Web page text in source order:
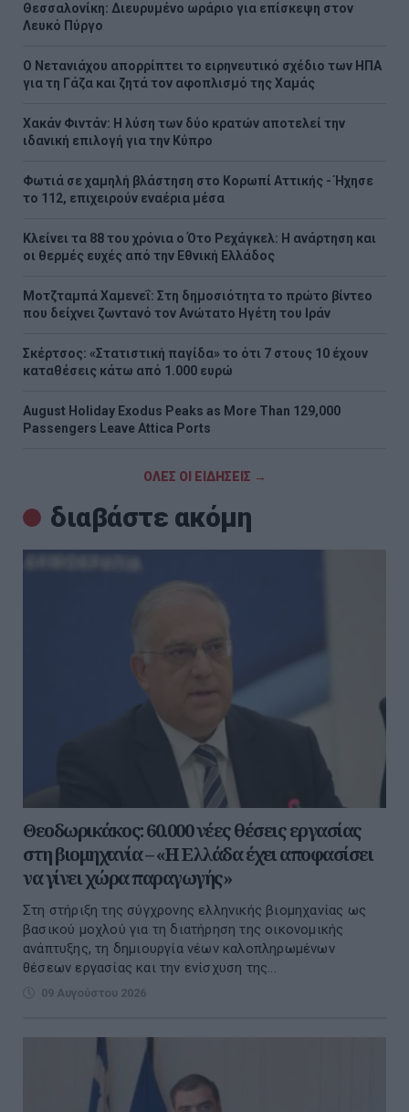
Θεσσαλονίκη: Διευρυμένο ωράριο για επίσκεψη στον
Λευκό Πύργο
Ο Νετανιάχου απορρίπτει το ειρηνευτικό σχέδιο των ΗΠΑ
για τη Γάζα και ζητά τον αφοπλισμό της Χαμάς
Χακάν Φιντάν: Η λύση των δύο κρατών αποτελεί την
ιδανική επιλογή για την Κύπρο
Φωτιά σε χαμηλή βλάστηση στο Κορωπί Αττικής - Ήχησε
το 112, επιχειρούν εναέρια μέσα
Κλείνει τα 88 του χρόνια ο Ότο Ρεχάγκελ: Η ανάρτηση και
οι θερμές ευχές από την Εθνική Ελλάδος
Μοτζταμπά Χαμενεΐ: Στη δημοσιότητα το πρώτο βίντεο
που δείχνει ζωντανό τον Ανώτατο Ηγέτη του Ιράν
Σκέρτσος: «Στατιστική παγίδα» το ότι 7 στους 10 έχουν
καταθέσεις κάτω από 1.000 ευρώ
August Holiday Exodus Peaks as More Than 129,000
Passengers Leave Attica Ports
ΟΛΕΣ ΟΙ ΕΙΔΗΣΕΙΣ →
διαβάστε ακόμη
Θεοδωρικάκος: 60.000 νέες θέσεις εργασίας
στη βιομηχανία – «Η Ελλάδα έχει αποφασίσει
να γίνει χώρα παραγωγής»
Στη στήριξη της σύγχρονης ελληνικής βιομηχανίας ως
βασικού μοχλού για τη διατήρηση της οικονομικής
ανάπτυξης, τη δημιουργία νέων καλοπληρωμένων
θέσεων εργασίας και την ενίσχυση της...
09 Αυγούστου 2026